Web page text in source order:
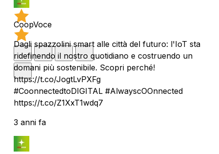
CoopVoce
Dagli spazzolini smart alle città del futuro: l'IoT sta
ridefinendo il nostro quotidiano e costruendo un
domani più sostenibile. Scopri perché!
https://t.co/JogtLvPXFg
#CoonnectedtoDIGITAL #AlwayscOOnnected
https://t.co/Z1XxT1wdq7
3 anni fa